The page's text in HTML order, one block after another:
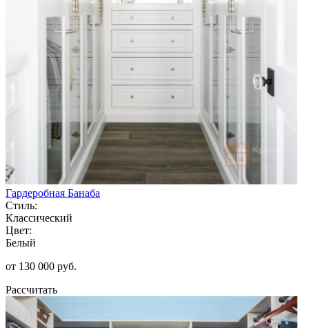
Гардеробная Банаба
Стиль:
Классический
Цвет:
Белый
от 130 000 руб.
Рассчитать